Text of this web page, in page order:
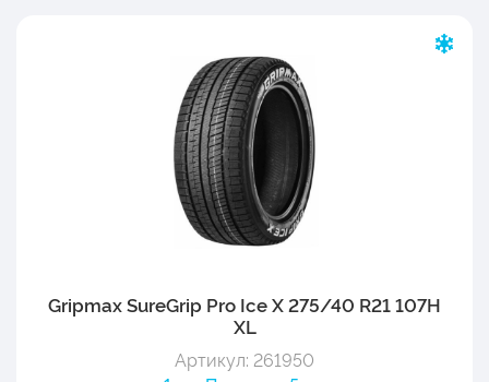
Gripmax SureGrip Pro Ice X 275/40 R21 107H
XL
Артикул: 261950